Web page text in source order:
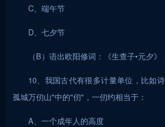
C、端午节
D、七夕节
（B）语出欧阳修词：《生查子•元夕》
10、我国古代有很多计量单位，比如
孤城万仞山"中的"仞"，一仞约相当于：
A、一个成年人的高度